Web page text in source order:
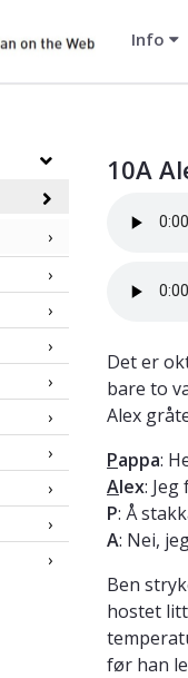
Info
10A
Det er
bare to
Alex
Pappa:
Alex:
P: Å
A: Nei,
Ben
hostet
før han